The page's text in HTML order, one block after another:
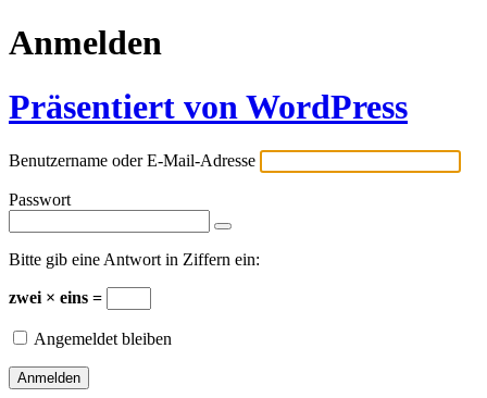
Anmelden
Präsentiert von WordPress
Benutzername oder E-Mail-Adresse
Passwort
Bitte gib eine Antwort in Ziffern ein:
zwei × eins =
Angemeldet bleiben